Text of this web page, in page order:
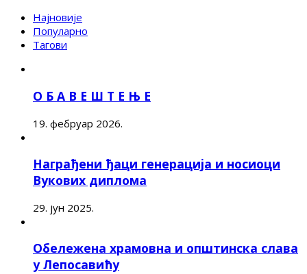
Најновије
Популарно
Тагови
О Б А В Е Ш Т Е Њ Е
19. фебруар 2026.
Награђени ђаци генерација и носиоци
Вукових диплома
29. јун 2025.
Обележена храмовна и општинска слава
у Лепосавићу